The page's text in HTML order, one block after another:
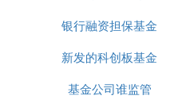
银行融资担保基金
新发的科创板基金
基金公司谁监管